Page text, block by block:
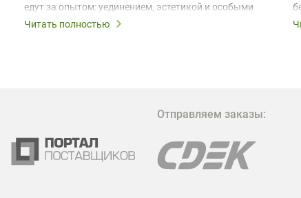
едут за опытом: уединением, эстетикой и особыми
ощущениями. Владельцы A-frame домов,
эффективных и бюджетных способов стать
проектора.
Читать полностью
Отправляем заказы: